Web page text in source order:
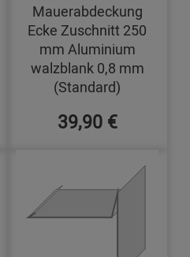
Mauerabdeckung
Ecke Zuschnitt 250
mm Aluminium
walzblank 0,8 mm
(Standard)
39,90 €